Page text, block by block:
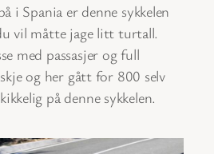
i Spania er denne sykkelen
vil måtte jage litt turtall.
med passasjer og full
og her gått for 800 selv
på denne sykkelen.